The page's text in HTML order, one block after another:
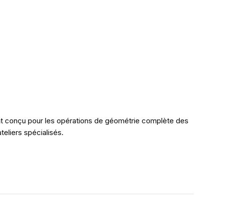
pour les opérations de géométrie complète des
spécialisés.